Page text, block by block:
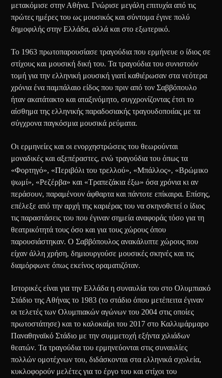
μετακόμισε στην Αθήνα. Γνώρισε μεγάλη επιτυχία από τις
πρώτες ημέρες του ως μουσικός και σύντομα έγινε πολύ
δημοφιλής στην Ελλάδα, αλλά και στο εξωτερικό.
Το 1963 πρωτοπαρουσίασε τραγούδια που ερμήνευε ο ίδιος σε
στίχους και μουσική δική του. Τα τραγούδια του συνιστούν
τομή για την ελληνική μουσική γιατί καθιέρωσαν στα νεότερα
χρόνια ένα παμπάλαιο είδος που πριν από τον Σαββόπουλο
ήταν ακατάτακτο και αταξινόμητο, συγχρονίζοντας έτσι το
αίσθημα της ελληνικής παραδοσιακής τραγουδοποιίας με τα
σύγχρονα παγκόσμια μουσικά ρεύματα.
Οι ερμηνείες και οι ενορχηστρώσεις του θεωρούνται
μοναδικές και αξεπέραστες, ενώ τραγούδια του όπως τα
«Φορτηγό», «Περιβόλι του τρελλού», «Μπάλλος», «Βρώμικο
ψωμί», «Ρεζέρβα» και «Τραπεζάκια έξω» όσα χρόνια κι αν
περάσουν, παραμένουν άφθαρτα και πάντοτε επίκαιρα. Επίσης,
επέλεξε από την αρχή της καριέρας του να σκηνοθετεί ο ίδιος
τις παραστάσεις του που έγιναν σημεία αναφοράς τόσο για τη
θεατρικότητά τους όσο και για τους χώρους όπου
παρουσιάστηκαν. Ο Σαββόπουλος ανακάλυπτε χώρους που
είχαν άλλη χρήση, δημιουργούσε μουσικές σκηνές και τις
διαμόρφωνε όπως εκείνος οραματιζόταν.
Ιστορικές είναι για την Ελλάδα η συναυλία του στο Ολυμπιακό
Στάδιο της Αθήνας το 1983 (το στάδιο όπου μετέπειτα έγιναν
οι τελετές των Ολυμπιακών αγώνων του 2004 στις οποίες
πρωτοστάτησε) και το καλοκαίρι του 2017 στο Καλλιμάρμαρο
Παναθηναϊκό Στάδιο με την συμμετοχή εξήντα χιλιάδων
θεατών. Τα τραγούδια του ερμηνεύονται στις συναυλίες
πολλών ομοτέχνων του, διδάσκονται στα ελληνικά σχολεία,
κυκλοφορούν μελέτες για το έργο του και στίχοι του